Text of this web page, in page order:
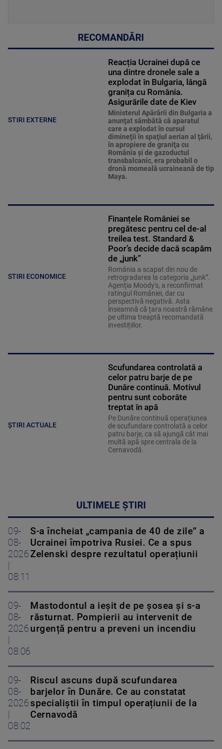
RECOMANDĂRI
STIRI EXTERNE
Reacția Ucrainei după ce
una dintre dronele sale a
explodat în Bulgaria, lângă
granița cu România.
Asigurările date de Kiev
Ministerul Apărării din Bulgaria a
anunţat sâmbătă că aparatul
care a explodat în cursul
dimineţii în spaţiul aerian al ţării,
în apropiere de graniţa cu
România şi de gazoductul
transbalcanic, era probabil o
dronă momeală ucraineană de tip
Maya.
STIRI ECONOMICE
Finanțele României se
pregătesc pentru cel de-al
treilea test. Standard &
Poor’s decide dacă scapăm
de „junk”
România a scapat din nou de
retrogradarea la categoria „junk”.
Agenția Moody's, a reconfirmat
ratingul României, dar cu
perspectivă negativă. Asta
înseamnă că țara noastră rămâne
pe ultima treaptă recomandată
investițiilor.
ȘTIRI ACTUALE
Scufundarea controlată a
celor patru barje de pe
Dunăre continuă. Motivul
pentru sunt coborâte
treptat în apă
Pe Dunăre continuă operațiunea
de scufundare controlată a celor
patru barje, ca să ajungă cât mai
multă apă spre centrala de la
Cernavodă.
ULTIMELE ȘTIRI
09-
08-
2026
08:11
S-a încheiat „campania de 40 de zile” a
Ucrainei împotriva Rusiei. Ce a spus
Zelenski despre rezultatul operațiunii
09-
08-
2026
08:06
Mastodontul a ieșit de pe șosea și s-a
răsturnat. Pompierii au intervenit de
urgență pentru a preveni un incendiu
09-
08-
2026
08:02
Riscul ascuns după scufundarea
barjelor în Dunăre. Ce au constatat
specialiștii în timpul operațiunii de la
Cernavodă